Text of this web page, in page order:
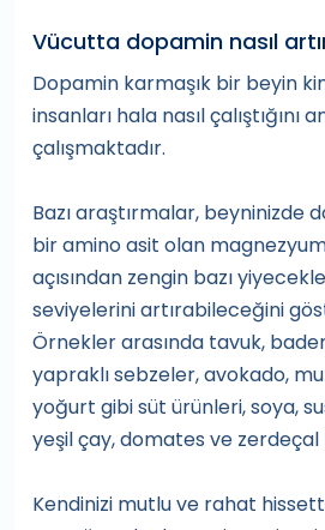
Vücutta dopamin nasıl
Dopamin karmaşık bir beyin
insanları hala nasıl çalıştığını
çalışmaktadır.
Bazı araştırmalar, beyninizde
bir amino asit olan
açısından zengin bazı
seviyelerini artırabileceğini
Örnekler arasında tavuk,
yapraklı sebzeler, avokado,
yoğurt gibi süt ürünleri, soya,
yeşil çay, domates ve zerdeçal
Kendinizi mutlu ve rahat